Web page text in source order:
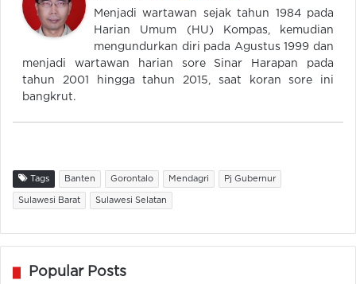
Menjadi wartawan sejak tahun 1984 pada
Harian Umum (HU) Kompas, kemudian
mengundurkan diri pada Agustus 1999 dan
menjadi wartawan harian sore Sinar Harapan pada
tahun 2001 hingga tahun 2015, saat koran sore ini
bangkrut.
Tags Banten Gorontalo Mendagri Pj Gubernur
Sulawesi Barat Sulawesi Selatan
Popular Posts